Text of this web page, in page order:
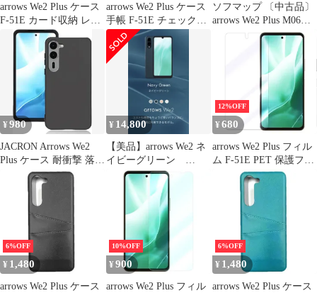
arrows We2 Plus ケース
F-51E カード収納 レザ
ー スマート ケース
【Color】キャメル
arrows We2 Plus ケース
手帳 F-51E チェック柄
手帳 ケース 【Color】
ホワイト
ソフマップ 〔中古品〕
arrows We2 Plus M06
256GB スレートグレイ
ASMC06003 SIMフリー
¥980
JACRON Arrows We2
Plus ケース 耐衝撃 落下
防止 薄型 ストラップホ
ール付き 柔軟 砂艶消し
の質感 ほこりが付かな
い 滑り止め スマートフ
ォンケース(ブラック)
¥ 14,800
【美品】arrows We2 ネ
イビーグリーン
128GB
12%OFF
¥ 680
arrows We2 Plus フィル
ム F-51E PET 保護フィ
ルム 【Color】ブルーラ
イトカット
6%OFF
¥ 1,480
arrows We2 Plus ケース
10%OFF
¥ 900
arrows We2 Plus フィル
6%OFF
¥ 1,480
arrows We2 Plus ケース